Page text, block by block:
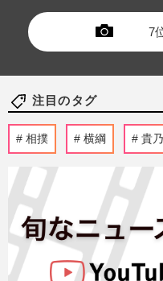
7
注目のタグ
相撲 横綱 貴